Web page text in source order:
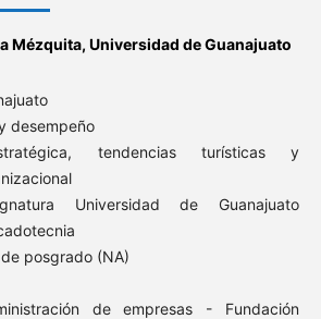
Mézquita, Universidad de Guanajuato
desempeño
tendencias turísticas y
Universidad de Guanajuato
posgrado (NA)
de empresas - Fundación